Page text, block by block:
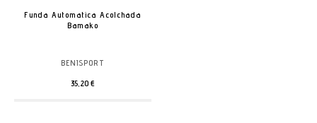
Funda Automatica Acolchada
Bamako
BENISPORT
35,20 €